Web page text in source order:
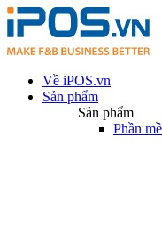
Về iPOS.vn
Sản phẩm
Sản phẩm
Phần